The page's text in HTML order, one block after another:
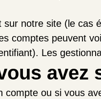
sur notre site (le
comptes peuvent
Les
avez
compte ou si vous